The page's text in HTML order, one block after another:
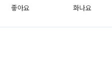
좋아요 화나요